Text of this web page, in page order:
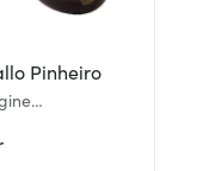
Pinheiro